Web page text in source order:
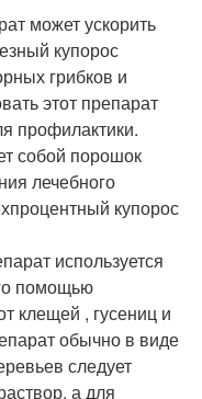
может ускорить
купорос
грибков и
этот препарат
профилактики.
собой порошок
лечебного
купорос
используется
помощью
клещей , гусениц и
обычно в виде
следует
а для